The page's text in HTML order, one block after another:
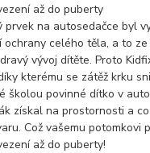
až do puberty
prvek na autosedačce byl
ochrany celého těla, a to
vývoj dítěte. Proto
kterému se zátěž krku
školou povinné dítko v
získal na prostornosti a co
Což vašemu potomkovi
až do puberty!